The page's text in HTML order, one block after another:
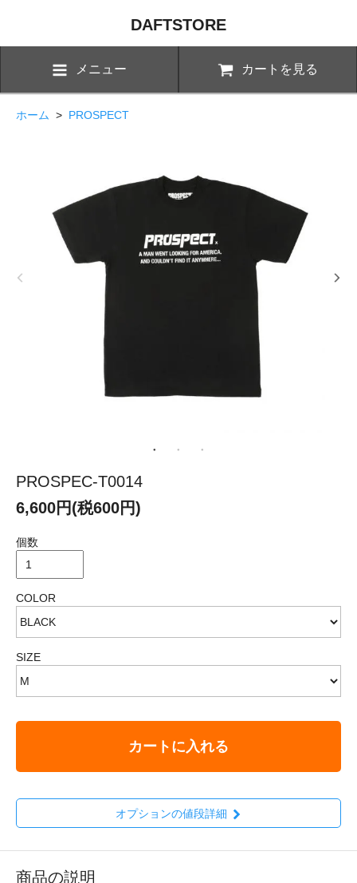
DAFTSTORE
メニュー カートを見る
ホーム > PROSPECT
PROSPEC-T0014
6,600円(税600円)
個数
COLOR
SIZE
カートに入れる
オプションの値段詳細
商品の説明